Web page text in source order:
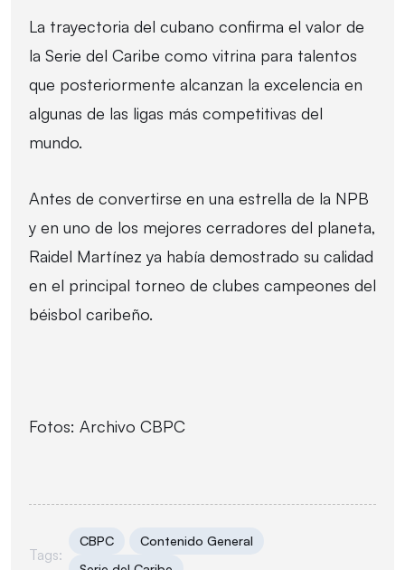
La trayectoria del cubano confirma el valor de
la Serie del Caribe como vitrina para talentos
que posteriormente alcanzan la excelencia en
algunas de las ligas más competitivas del
mundo.
Antes de convertirse en una estrella de la NPB
y en uno de los mejores cerradores del planeta,
Raidel Martínez ya había demostrado su calidad
en el principal torneo de clubes campeones del
béisbol caribeño.
Fotos: Archivo CBPC
Tags:
CBPC
Contenido General